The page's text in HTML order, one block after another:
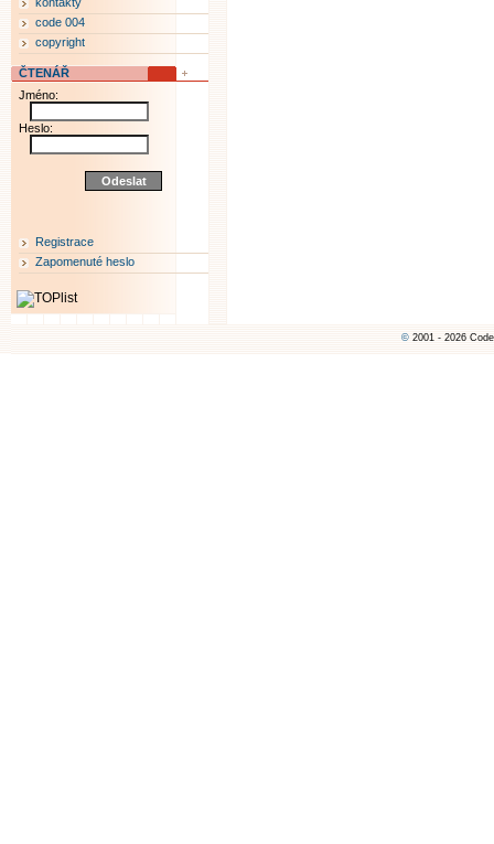
code 004
copyright
ČTENÁŘ
Jméno:
Heslo:
Registrace
Zapomenuté heslo
© 2001 - 2026